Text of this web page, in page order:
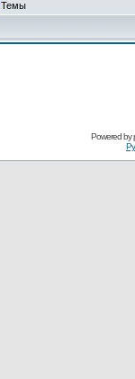
Темы
Powered by